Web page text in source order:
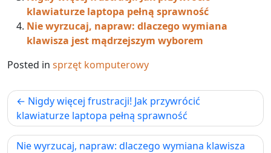
klawiaturze laptopa pełną sprawność
Nie wyrzucaj, napraw: dlaczego wymiana
klawisza jest mądrzejszym wyborem
Posted in sprzęt komputerowy
Nawigacja
wpisu
Nigdy więcej frustracji! Jak przywrócić
klawiaturze laptopa pełną sprawność
Nie wyrzucaj, napraw: dlaczego wymiana klawisza